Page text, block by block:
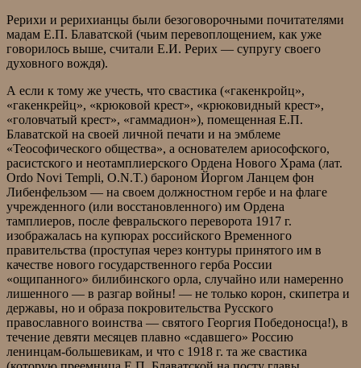
Рерихи и рерихианцы были безоговорочными почитателями
мадам Е.П. Блаватской (чьим перевоплощением, как уже
говорилось выше, считали Е.И. Рерих — супругу своего
духовного вождя).
А если к тому же учесть, что свастика («гакенкройц»,
«гакенкрейц», «крюковой крест», «крюковидный крест»,
«головчатый крест», «гаммадион»), помещенная Е.П.
Блаватской на своей личной печати и на эмблеме
«Теософического общества», а основателем ариософского,
расистского и неотамплиерского Ордена Нового Храма (лат.
Ordo Novi Templi, O.N.T.) бароном Йоргом Ланцем фон
Либенфельзом — на своем должностном гербе и на флаге
учрежденного (или восстановленного) им Ордена
тамплиеров, после февральского переворота 1917 г.
изображалась на купюрах российского Временного
правительства (проступая через контуры принятого им в
качестве нового государственного герба России
«ощипанного» билибинского орла, случайно или намеренно
лишенного — в разгар войны! — не только корон, скипетра и
державы, но и образа покровительства Русского
православного воинства — святого Георгия Победоносца!), в
течение девяти месяцев плавно «сдавшего» Россию
ленинцам-большевикам, и что с 1918 г. та же свастика